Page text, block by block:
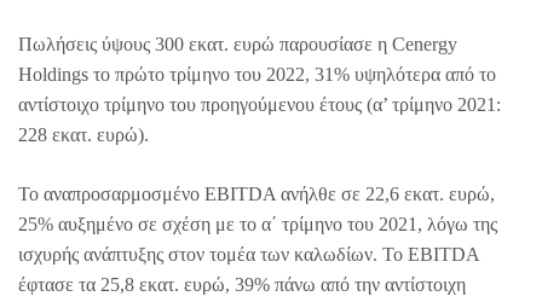
Πωλήσεις ύψους 300 εκατ. ευρώ παρουσίασε η Cenergy
Holdings το πρώτο τρίμηνο του 2022, 31% υψηλότερα από το
αντίστοιχο τρίμηνο του προηγούμενου έτους (α’ τρίμηνο 2021:
228 εκατ. ευρώ).
Το αναπροσαρμοσμένο EBITDA ανήλθε σε 22,6 εκατ. ευρώ,
25% αυξημένο σε σχέση με το α΄ τρίμηνο του 2021, λόγω της
ισχυρής ανάπτυξης στον τομέα των καλωδίων. Το EBITDA
έφτασε τα 25,8 εκατ. ευρώ, 39% πάνω από την αντίστοιχη